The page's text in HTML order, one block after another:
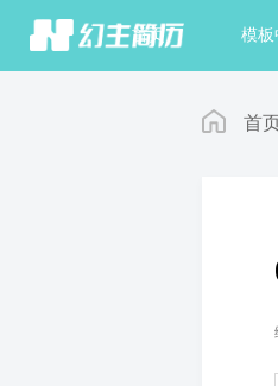
首页 模板
首